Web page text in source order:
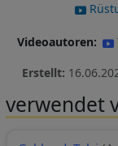
Videoautoren
Erstellt:
verwendet